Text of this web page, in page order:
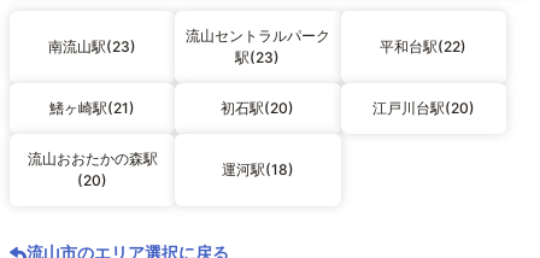
南流山駅(23)
流山セントラルパーク
駅(23)
平和台駅(22)
鰭ヶ崎駅(21) 初石駅(20) 江戸川台駅(20)
流山おおたかの森駅
(20)
運河駅(18)
流山市のエリア選択に戻る